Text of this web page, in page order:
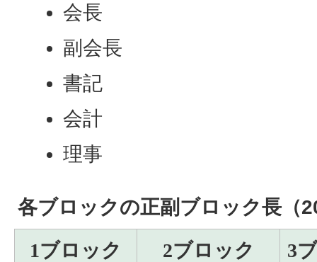
会長
副会長
書記
会計
理事
各ブロックの正副ブロック長（
1ブロック
2ブロック 3